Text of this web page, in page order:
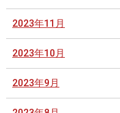
2023年11月
2023年10月
2023年9月